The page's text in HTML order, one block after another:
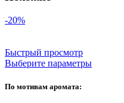
-20%
Быстрый просмотр
Выберите параметры
По мотивам аромата: